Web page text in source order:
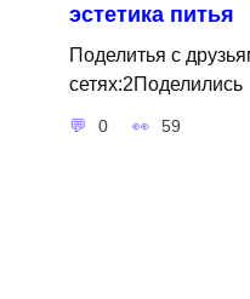
эстетика питья
Поделитья с
сетях:2Поделились
0 59